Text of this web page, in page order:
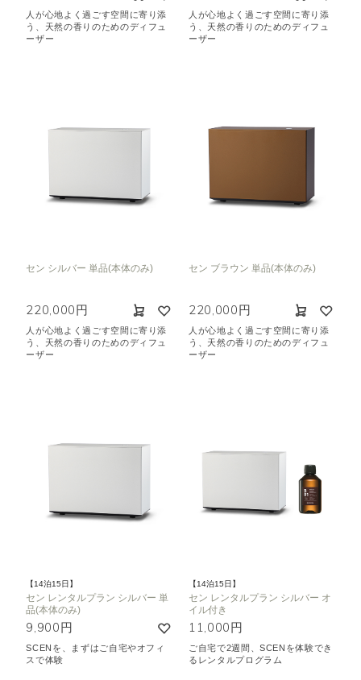
人が心地よく過ごす空間に寄り添
う、天然の香りのためのディフュ
ーザー
人が心地よく過ごす空間に寄り添
う、天然の香りのためのディフュ
ーザー
セン シルバー 単品(本体のみ)
220,000円
人が心地よく過ごす空間に寄り添
う、天然の香りのためのディフュ
ーザー
セン ブラウン 単品(本体のみ)
220,000円
人が心地よく過ごす空間に寄り添
う、天然の香りのためのディフュ
ーザー
【14泊15日】
セン レンタルプラン シルバー 単
品(本体のみ)
9,900円
SCENを、まずはご自宅やオフィ
スで体験
【14泊15日】
セン レンタルプラン シルバー オ
イル付き
11,000円
ご自宅で2週間、SCENを体験でき
るレンタルプログラム